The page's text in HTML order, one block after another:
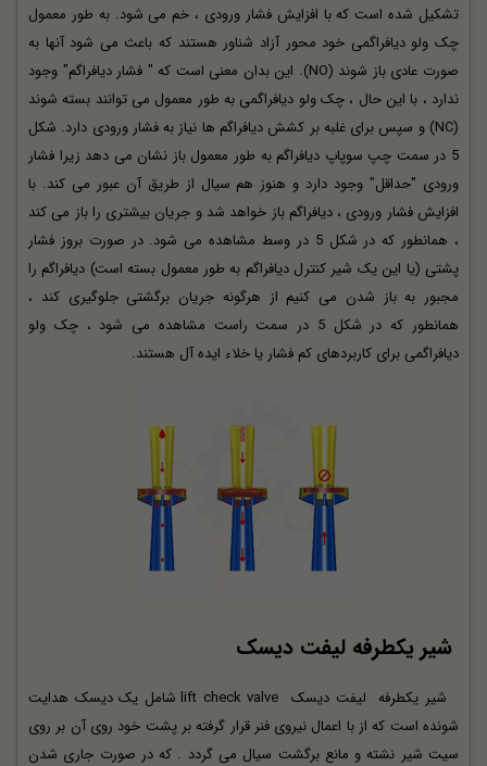
تشکیل شده است که با افزایش فشار ورودی ، خم می شود. به طور معمول
چک ولو دیافراگمی خود محور آزاد شناور هستند که باعث می شود آنها به
صورت عادی باز شوند (NO). این بدان معنی است که " فشار دیافراگم" وجود
ندارد ، با این حال ، چک ولو دیافراگمی به طور معمول می توانند بسته شوند
(NC) و سپس برای غلبه بر کشش دیافراگم ها نیاز به فشار ورودی دارد. شکل
5 در سمت چپ سوپاپ دیافراگم به طور معمول باز نشان می دهد زیرا فشار
ورودی "حداقل" وجود دارد و هنوز هم سیال از طریق آن عبور می کند. با
افزایش فشار ورودی ، دیافراگم باز خواهد شد و جریان بیشتری را باز می کند
، همانطور که در شکل 5 در وسط مشاهده می شود. در صورت بروز فشار
پشتی (یا این یک شیر کنترل دیافراگم به طور معمول بسته است) دیافراگم را
مجبور به باز شدن می کنیم از هرگونه جریان برگشتی جلوگیری کند ،
همانطور که در شکل 5 در سمت راست مشاهده می شود ، چک ولو
دیافراگمی برای کاربردهای کم فشار یا خلاء ایده آل هستند.
شیر یکطرفه لیفت دیسک
شیر یکطرفه لیفت دیسک
lift check valve شامل یک دیسک هدایت
شونده است که از با اعمال نیروی فنر قرار گرفته بر پشت خود روی آن بر روی
سیت شیر نشته و مانع برگشت سیال می گردد . که در صورت جاری شدن